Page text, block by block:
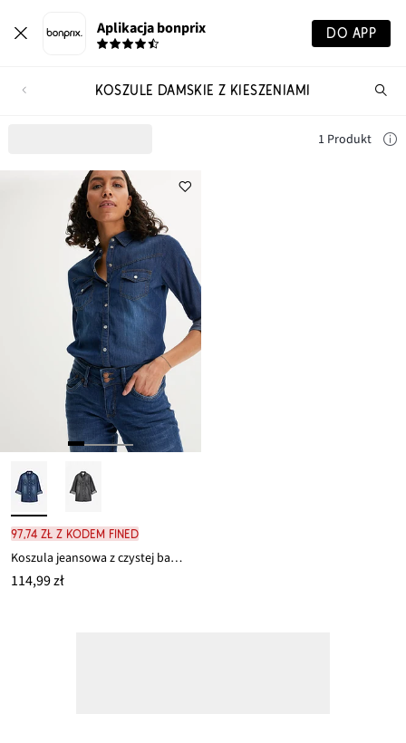
Aplikacja bonprix DO APP
KOSZULE DAMSKIE Z KIESZENIAMI
1 Produkt
97,74 zł z kodem FINED
Koszula jeansowa z czystej bawełny organicznej
114,99 zł